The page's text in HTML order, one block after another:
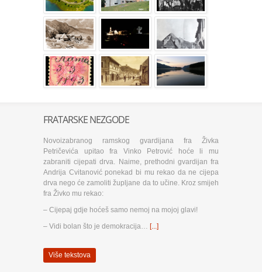
FRATARSKE NEZGODE
Novoizabranog ramskog gvardijana fra Živka
Petričevića upitao fra Vinko Petrović hoće li mu
zabraniti cijepati drva. Naime, prethodni gvardijan fra
Andrija Cvitanović ponekad bi mu rekao da ne cijepa
drva nego će zamoliti župljane da to učine. Kroz smijeh
fra Živko mu rekao:
– Cijepaj gdje hoćeš samo nemoj na mojoj glavi!
– Vidi bolan što je demokracija… [...]
Više tekstova